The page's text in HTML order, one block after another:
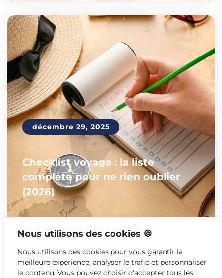
Nous utilisons des cookies 🍪
Nous utilisons des cookies pour vous garantir la
meilleure expérience, analyser le trafic et personnaliser
le contenu. Vous pouvez choisir d'accepter tous les
décembre 29, 2025
Checklist voyage : la liste
complète pour ne rien oublier
(2026)